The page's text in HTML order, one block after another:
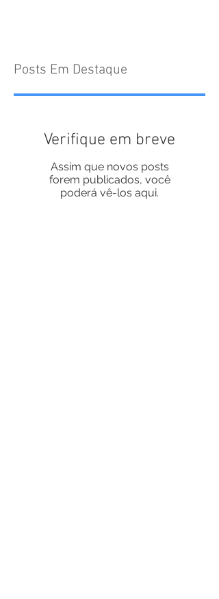
Posts Em Destaque
Verifique em breve
Assim que novos posts
forem publicados, você
poderá vê-los aqui.